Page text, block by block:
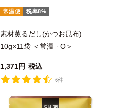
常温便 税率8%
素材薫るだし(かつお昆布)
10g×11袋 ＜常温・O＞
1,371 税込
6件